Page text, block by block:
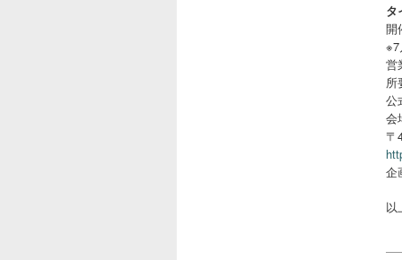
タ
開
※7
営
所
公
会
〒
企
以